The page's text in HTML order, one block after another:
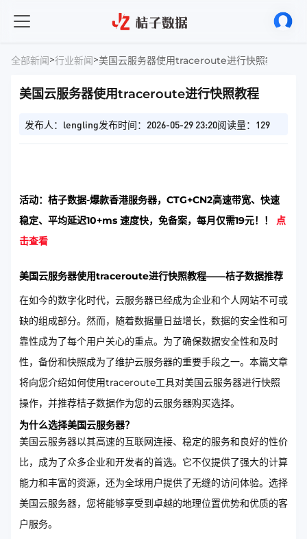
全部新闻>行业新闻>美国云服务器使用traceroute进行快照教程
美国云服务器使用traceroute进行快照教程
发布人：lengling发布时间：2026-05-29 23:20阅读量：129
活动：桔子数据-爆款香港服务器，CTG+CN2高速带宽、快速
稳定、平均延迟10+ms 速度快，免备案，每月仅需19元！！ 点
击查看
美国云服务器使用traceroute进行快照教程——桔子数据推荐
在如今的数字化时代，云服务器已经成为企业和个人网站不可或
缺的组成部分。然而，随着数据量日益增长，数据的安全性和可
靠性成为了每个用户关心的重点。为了确保数据安全性和及时
性，备份和快照成为了维护云服务器的重要手段之一。本篇文章
将向您介绍如何使用traceroute工具对美国云服务器进行快照
操作，并推荐桔子数据作为您的云服务器购买选择。
为什么选择美国云服务器？
美国云服务器以其高速的互联网连接、稳定的服务和良好的性价
比，成为了众多企业和开发者的首选。它不仅提供了强大的计算
能力和丰富的资源，还为全球用户提供了无缝的访问体验。选择
美国云服务器，您将能够享受到卓越的地理位置优势和优质的客
户服务。